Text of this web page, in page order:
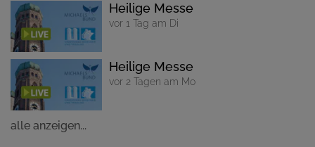
Heilige Messe
vor 1 Tag am Di
Heilige Messe
vor 2 Tagen am Mo
alle anzeigen...